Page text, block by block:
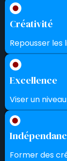
Créativité
Repousser les
Excellence
Viser un
Former des